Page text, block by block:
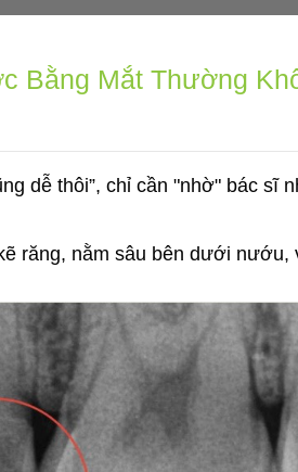
Bằng Mắt Thường
dễ thôi”, chỉ cần "nhờ" bác sĩ
răng, nằm sâu bên dưới nướu,